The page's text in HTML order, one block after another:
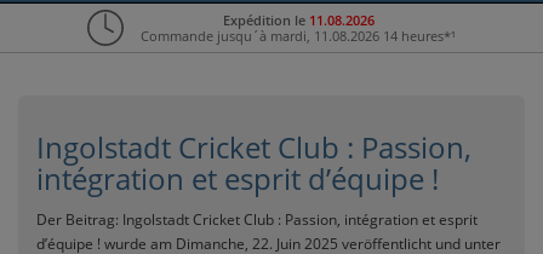
Expédition le 11.08.2026
Commande jusqu´à mardi, 11.08.2026 14 heures*¹
Ingolstadt Cricket Club : Passion,
intégration et esprit d’équipe !
Der Beitrag: Ingolstadt Cricket Club : Passion, intégration et esprit
d’équipe ! wurde am Dimanche, 22. Juin 2025 veröffentlicht und unter